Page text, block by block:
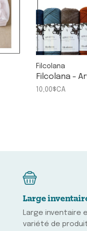
Filcolana
Filcolana -
10,00$CA
Large
Large inventaire
variété de